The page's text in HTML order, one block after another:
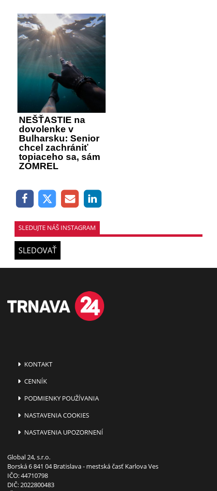
NEŠŤASTIE na
dovolenke v
Bulharsku: Senior
chcel zachrániť
topiaceho sa, sám
ZOMREL
SLEDUJTE NÁŠ INSTAGRAM
SLEDOVAŤ
KONTAKT
CENNÍK
PODMIENKY POUŽÍVANIA
NASTAVENIA COOKIES
NASTAVENIA UPOZORNENÍ
Global 24, s.r.o.
Borská 6 841 04 Bratislava - mestská časť Karlova Ves
IČO: 44710798
DIČ: 2022800483